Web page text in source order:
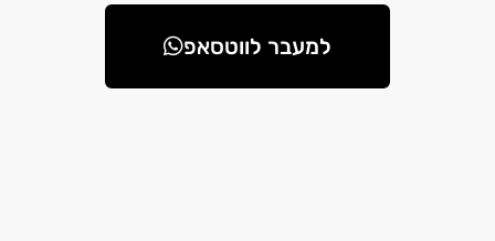
למעבר לווטסאפ